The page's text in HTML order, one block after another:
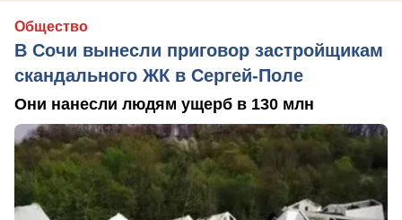
Общество
В Сочи вынесли приговор застройщикам
скандального ЖК в Сергей-Поле
Они нанесли людям ущерб в 130 млн